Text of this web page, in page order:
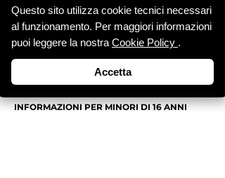
Questo sito utilizza cookie tecnici necessari
al funzionamento. Per maggiori informazioni
puoi leggere la nostra Cookie Policy .
Accetta
messaggi e le informazioni del profilo sono
trattati da Meta come autonomo titolare.
Instagram / Meta
In caso di integrazione social, Meta può
raccogliere dati relativi alla navigazione e
interazioni.
https://www.facebook.com/privacy/policy
INFORMAZIONI PER MINORI DI 16 ANNI